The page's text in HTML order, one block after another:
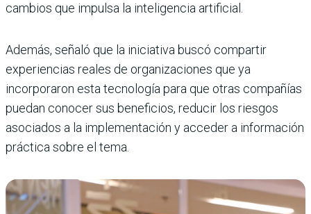
cambios que impulsa la inteligencia artificial.
Además, señaló que la iniciativa buscó compartir
experiencias reales de organizaciones que ya
incorporaron esta tecnología para que otras compañías
puedan conocer sus beneficios, reducir los riesgos
asociados a la implementación y acceder a información
práctica sobre el tema.